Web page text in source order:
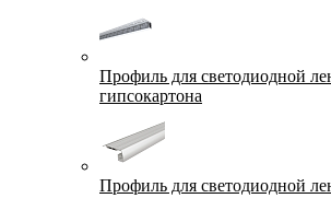
Профиль для светодиодной
гипсокартона
Профиль для светодиодной